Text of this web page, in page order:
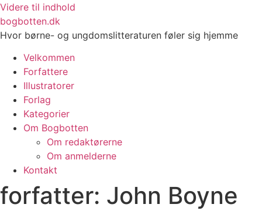
Videre til indhold
bogbotten.dk
Hvor børne- og ungdomslitteraturen føler sig hjemme
Velkommen
Forfattere
Illustratorer
Forlag
Kategorier
Om Bogbotten
Om redaktørerne
Om anmelderne
Kontakt
forfatter: John Boyne